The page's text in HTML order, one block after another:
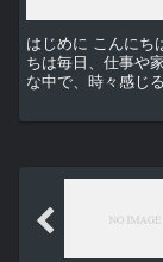
はじめに こんにち
ちは毎日、仕事や
な中で、時々感じ